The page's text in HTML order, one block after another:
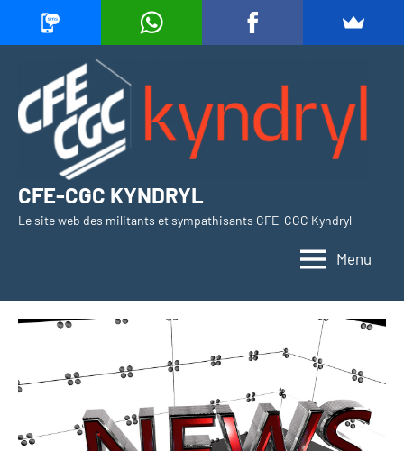
contenu
CFE-CGC KYNDRYL
Le site web des militants et sympathisants CFE-CGC Kyndryl
Menu